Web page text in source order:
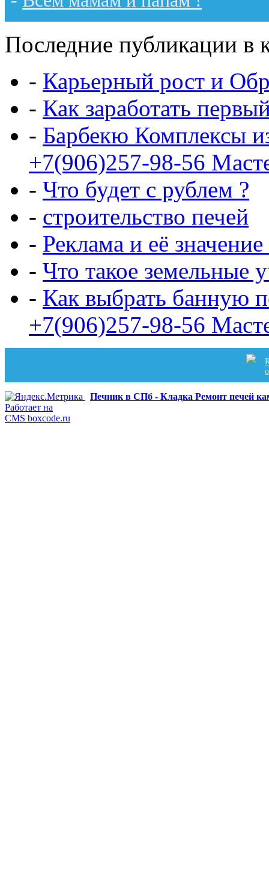
Последние публикации в
- Карьерный рост и
- Как заработать
- Барбекю Комплексы
+7(906)257-98-56
- Что будет с рублем ?
- строительство печей
- Реклама и её
- Что такое земельные
- Как выбрать банную
+7(906)257-98-56
Печник в СПб - Кладка Ремонт печей
Работает на
CMS boxcode.ru